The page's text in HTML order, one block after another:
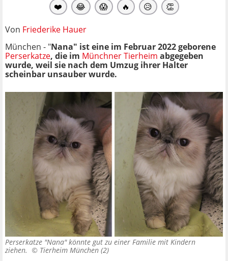
❤️ 😂 😱 🔥 😥 👏
Von Friederike Hauer
München - "Nana" ist eine im Februar 2022 geborene
Perserkatze, die im Münchner Tierheim abgegeben
wurde, weil sie nach dem Umzug ihrer Halter
scheinbar unsauber wurde.
Perserkatze "Nana" könnte gut zu einer Familie mit Kindern
ziehen. © Tierheim München (2)